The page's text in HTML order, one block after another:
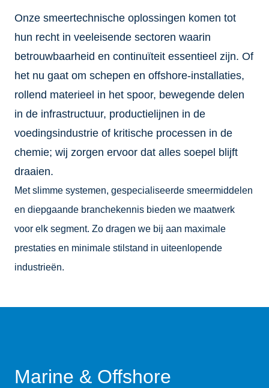
Onze smeertechnische oplossingen komen tot
hun recht in veeleisende sectoren waarin
betrouwbaarheid en continuïteit essentieel zijn. Of
het nu gaat om schepen en offshore-installaties,
rollend materieel in het spoor, bewegende delen
in de infrastructuur, productielijnen in de
voedingsindustrie of kritische processen in de
chemie; wij zorgen ervoor dat alles soepel blijft
draaien.
Met slimme systemen, gespecialiseerde smeermiddelen
en diepgaande branchekennis bieden we maatwerk
voor elk segment. Zo dragen we bij aan maximale
prestaties en minimale stilstand in uiteenlopende
industrieën.
Marine & Offshore